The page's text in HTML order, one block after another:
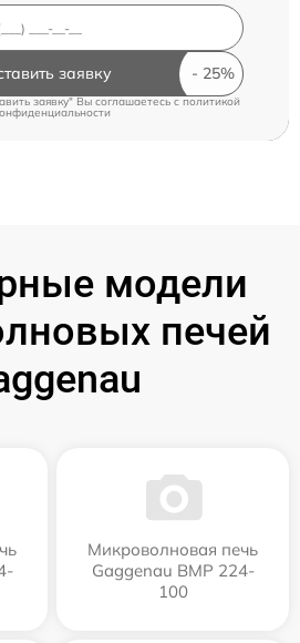
заявку
заявку" Вы соглашаетесь cполитикой
модели
печей
Микроволновая печь
Gaggenau BMP 224-
100